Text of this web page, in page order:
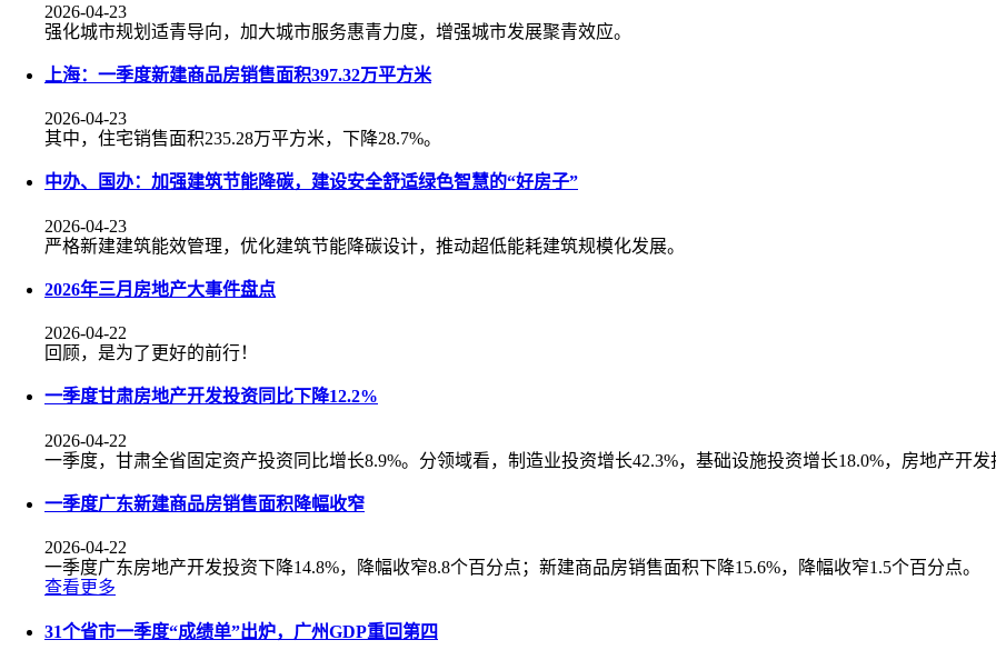
2026-04-23
强化城市规划适青导向，加大城市服务惠青力度，增强城市发展聚青效应。
上海：一季度新建商品房销售面积397.32万平方米
2026-04-23
其中，住宅销售面积235.28万平方米，下降28.7%。
中办、国办：加强建筑节能降碳，建设安全舒适绿色智慧的“好房子”
2026-04-23
严格新建建筑能效管理，优化建筑节能降碳设计，推动超低能耗建筑规模化发展。
2026年三月房地产大事件盘点
2026-04-22
回顾，是为了更好的前行！
一季度甘肃房地产开发投资同比下降12.2%
2026-04-22
一季度，甘肃全省固定资产投资同比增长8.9%。分领域看，制造业投资增长42.3%，基础设施投资增长18.0%，房地产开发
一季度广东新建商品房销售面积降幅收窄
2026-04-22
一季度广东房地产开发投资下降14.8%，降幅收窄8.8个百分点；新建商品房销售面积下降15.6%，降幅收窄1.5个百分点。
查看更多
31个省市一季度“成绩单”出炉，广州GDP重回第四